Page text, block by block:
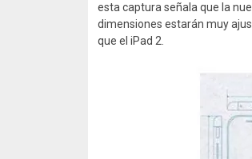
esta captura señala que la
dimensiones estarán muy
que el iPad 2.